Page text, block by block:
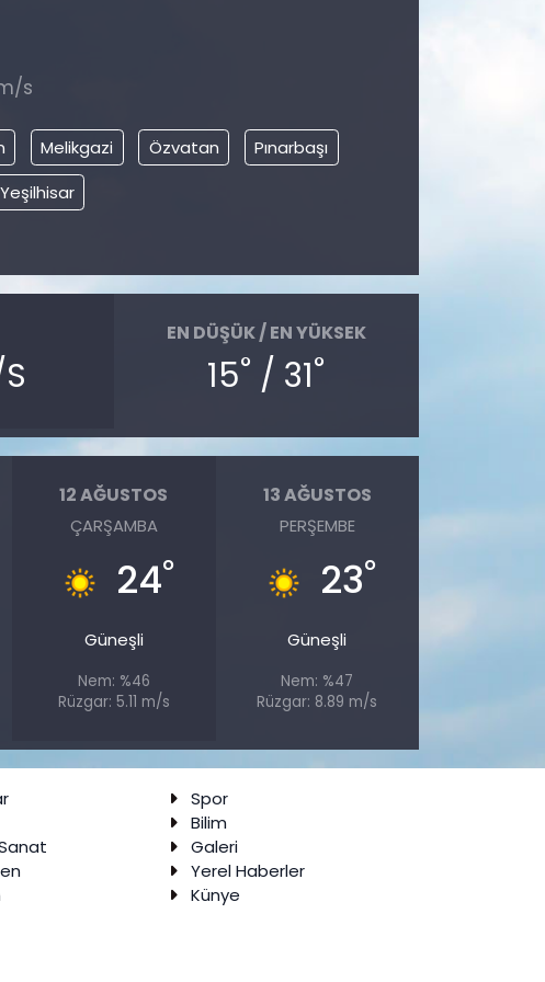
s
Melikgazi Özvatan
Pınarbaşı
Yeşilhisar
EN DÜŞÜK / EN YÜKSEK
15° / 31°
12 AĞUSTOS
ÇARŞAMBA
24°
Güneşli
Nem: %46
Rüzgar: 5.11 m/s
13 AĞUSTOS
PERŞEMBE
23°
Güneşli
Nem: %47
Rüzgar: 8.89 m/s
Spor
Bilim
Galeri
Yerel Haberler
Künye